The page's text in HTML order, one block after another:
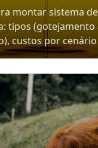
montar sistema
tipos (gotejamento
custos por